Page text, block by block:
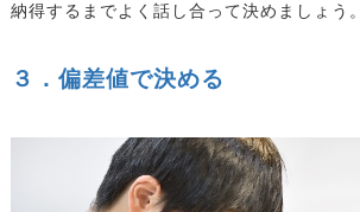
納得するまでよく話し合って決めましょう。
３．偏差値で決める